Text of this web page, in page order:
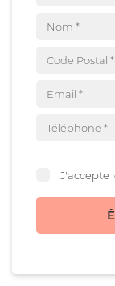
J'accepte